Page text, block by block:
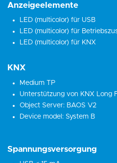
Anzeigeelemente
LED (multicolor) für USB
LED (multicolor) für
LED (multicolor) für KNX
KNX
Medium TP
Unterstützung von KNX Long
Object Server: BAOS V2
Device model: System B
Spannungsversorgung